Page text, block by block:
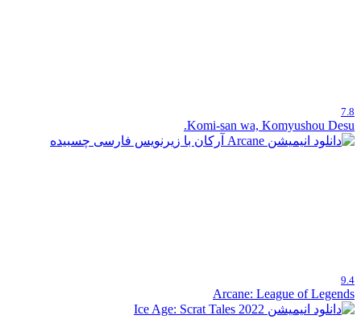
7.8
Komi-san wa, Komyushou Desu.
9.4
Arcane: League of Legends